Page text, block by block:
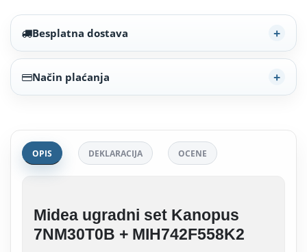
Besplatna dostava
Način plaćanja
OPIS DEKLARACIJA OCENE
Midea ugradni set Kanopus
7NM30T0B + MIH742F558K2